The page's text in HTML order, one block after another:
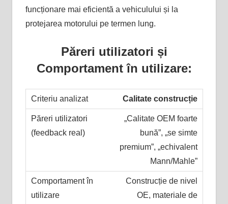
funcționare mai eficientă a vehiculului și la
protejarea motorului pe termen lung.
Păreri utilizatori și
Comportament în utilizare:
Calitate construcție
„Calitate OEM foarte
bună”, „se simte
premium”, „echivalent
Mann/Mahle”
Construcție de nivel
OE, materiale de